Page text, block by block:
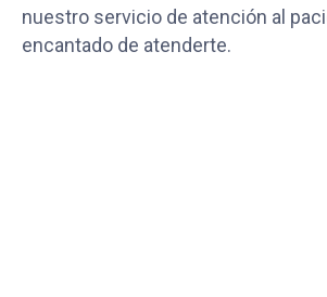
nuestro servicio de atención al
encantado de atenderte.